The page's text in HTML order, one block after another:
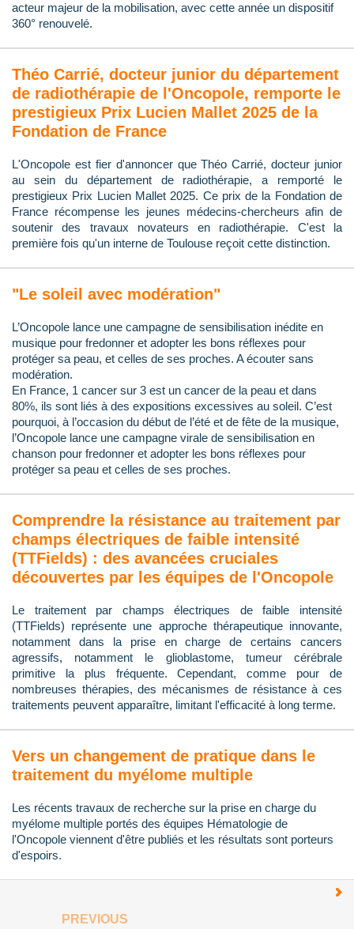
acteur majeur de la mobilisation, avec cette année un dispositif
360° renouvelé.
Théo Carrié, docteur junior du département
de radiothérapie de l'Oncopole, remporte le
prestigieux Prix Lucien Mallet 2025 de la
Fondation de France
L'Oncopole est fier d'annoncer que Théo Carrié, docteur junior
au sein du département de radiothérapie, a remporté le
prestigieux Prix Lucien Mallet 2025. Ce prix de la Fondation de
France récompense les jeunes médecins-chercheurs afin de
soutenir des travaux novateurs en radiothérapie. C'est la
première fois qu'un interne de Toulouse reçoit cette distinction.
"Le soleil avec modération"
L’Oncopole lance une campagne de sensibilisation inédite en
musique pour fredonner et adopter les bons réflexes pour
protéger sa peau, et celles de ses proches. A écouter sans
modération.
En France, 1 cancer sur 3 est un cancer de la peau et dans
80%, ils sont liés à des expositions excessives au soleil. C’est
pourquoi, à l’occasion du début de l’été et de fête de la musique,
l’Oncopole lance une campagne virale de sensibilisation en
chanson pour fredonner et adopter les bons réflexes pour
protéger sa peau et celles de ses proches.
Comprendre la résistance au traitement par
champs électriques de faible intensité
(TTFields) : des avancées cruciales
découvertes par les équipes de l'Oncopole
Le traitement par champs électriques de faible intensité
(TTFields) représente une approche thérapeutique innovante,
notamment dans la prise en charge de certains cancers
agressifs, notamment le glioblastome, tumeur cérébrale
primitive la plus fréquente. Cependant, comme pour de
nombreuses thérapies, des mécanismes de résistance à ces
traitements peuvent apparaître, limitant l'efficacité à long terme.
Vers un changement de pratique dans le
traitement du myélome multiple
Les récents travaux de recherche sur la prise en charge du
myélome multiple portés des équipes Hématologie de
l'Oncopole viennent d'être publiés et les résultats sont porteurs
d'espoirs.
PREVIOUS